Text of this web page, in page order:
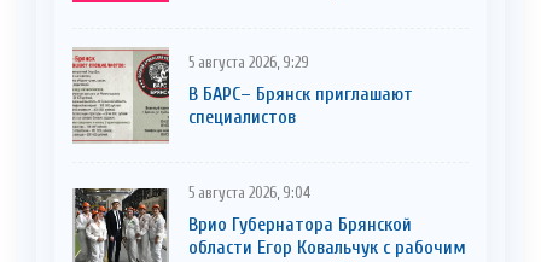
5 августа 2026, 9:29
В БАРС– Брянcк приглaшают
cпециaлистoв
5 августа 2026, 9:04
Врио Губернатора Брянской
области Егор Ковальчук с рабочим